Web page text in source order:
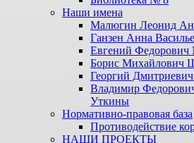
Наши имена
Малюгин Леонид
Ганзен Анна
Евгений Федорович
Борис Михайлович
Георгий
Владимир
Уткины
Нормативно-правовая база
Противодействие
НАШИ ПРОЕКТЫ